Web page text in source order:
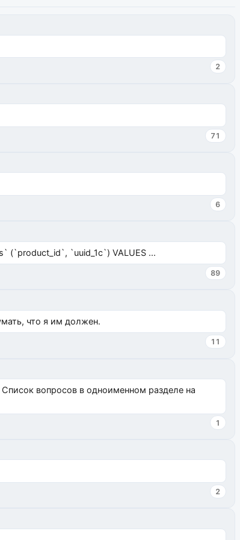
2
71
6
(`product_id`, `uuid_1c`) VALUES ...
89
что я им должен.
11
вопросов в одноименном разделе на
1
2